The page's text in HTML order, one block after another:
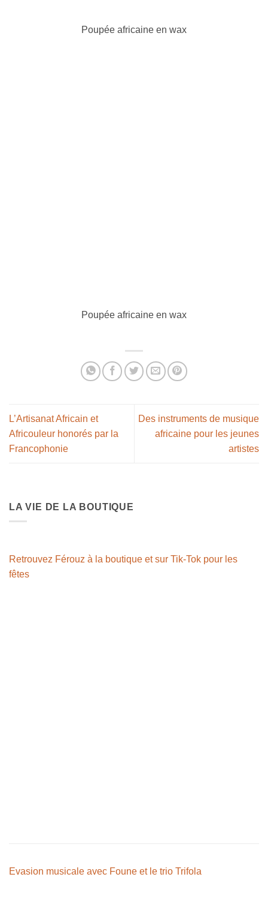
Poupée africaine en wax
Poupée africaine en wax
L’Artisanat Africain et
Africouleur honorés par la
Francophonie
Des instruments de musique
africaine pour les jeunes
artistes
LA VIE DE LA BOUTIQUE
Retrouvez Férouz à la boutique et sur Tik-Tok pour les
fêtes
Evasion musicale avec Foune et le trio Trifola